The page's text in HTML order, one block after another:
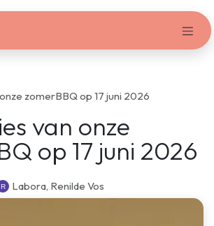
zomerBBQ op 17 juni 2026
van onze
op 17 juni 2026
Labora, Renilde Vos